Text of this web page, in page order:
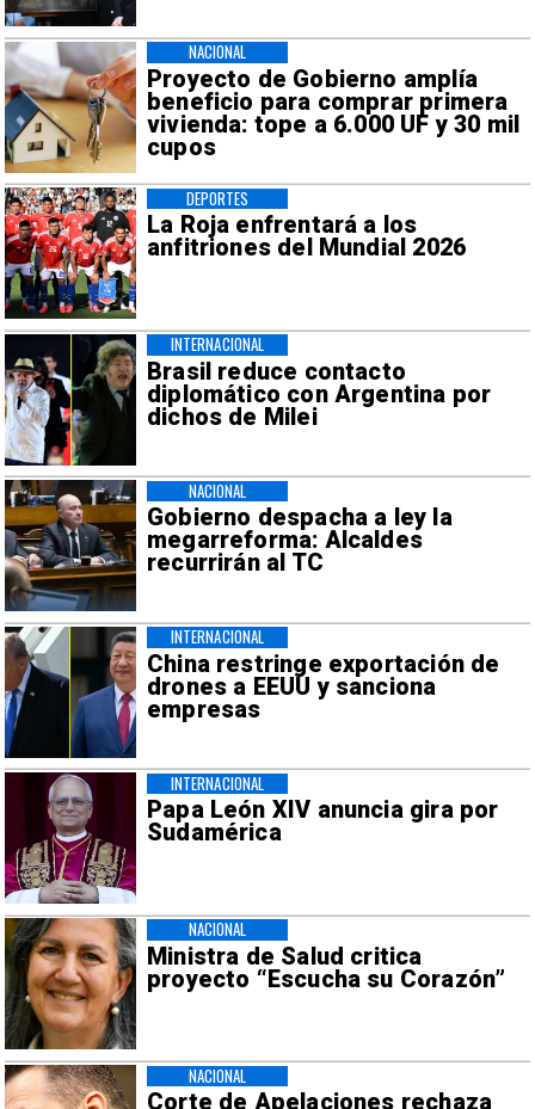
Proyecto de Gobierno amplía
beneficio para comprar primera
vivienda: tope a 6.000 UF y 30 mil
cupos
NACIONAL
La Roja enfrentará a los
anfitriones del Mundial 2026
DEPORTES
Brasil reduce contacto
diplomático con Argentina por
dichos de Milei
INTERNACIONAL
Gobierno despacha a ley la
megarreforma: Alcaldes
recurrirán al TC
NACIONAL
China restringe exportación de
drones a EEUU y sanciona
empresas
INTERNACIONAL
Papa León XIV anuncia gira por
Sudamérica
INTERNACIONAL
Ministra de Salud critica
proyecto “Escucha su Corazón”
NACIONAL
Corte de Apelaciones rechaza
NACIONAL